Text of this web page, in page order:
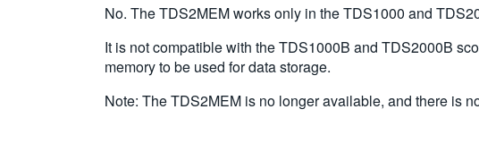
No. The TDS2MEM works only in the TDS1000 and
It is not compatible with the TDS1000B and TDS2000B
memory to be used for data storage.
Note: The TDS2MEM is no longer available, and there is